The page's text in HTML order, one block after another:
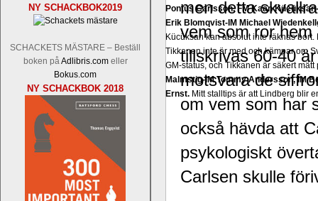
NY SCHACKBOK2019
SCHACKETS MÄSTARE – Beställ
boken på Adlibris.comeller
Bokus.com
NY SCHACKBOK 2018
Pontus Carlsson, FM Kaan
Erik Blomqvist-IM Michael
Kücüksan kan absolut inte räknas
Tikkanen inte är med och kämpar om
GM-status, och Tikkanen är säkert
Malmstig-IM Tommy Andersson, IM
Ernst. Mitt stalltips är att Lindberg blir
men detta
vem som ror
tillskrivas 60-40
motsvara de
om vem som har
också hävda att
psykologiskt
Carlsen skulle